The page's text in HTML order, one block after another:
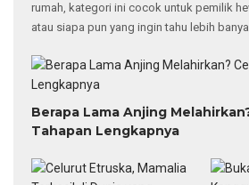
rumah, kategori ini cocok untuk pemilik
atau siapa pun yang ingin tahu lebih
Berapa Lama Anjing
Tahapan Lengkapnya